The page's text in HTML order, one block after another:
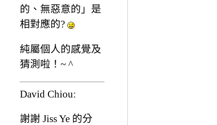
的、無惡意的」是
相對應的?
純屬個人的感覺及
猜測啦！~ ^
David Chiou:
謝謝 Jiss Ye 的分